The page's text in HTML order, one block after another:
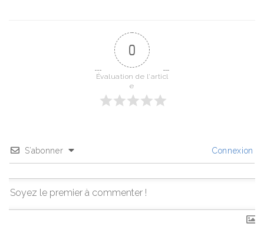
0
Évaluation de l'articl
e
S’abonner Connexion